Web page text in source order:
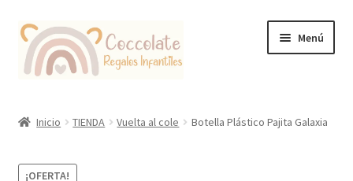
Ir
la
Ir
contenido
Menú
Inicio TIENDA Vuelta al cole Botella Plástico Pajita Galaxia
¡OFERTA!